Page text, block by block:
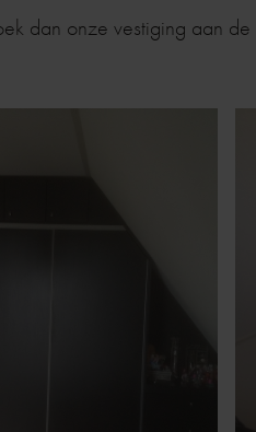
dan onze vestiging aan